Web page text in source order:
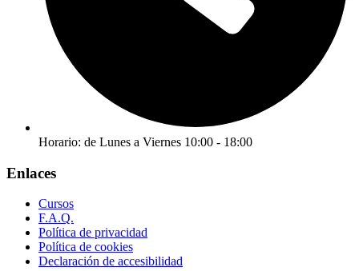
Horario: de Lunes a Viernes 10:00 - 18:00
Enlaces
Cursos
F.A.Q.
Política de privacidad
Política de cookies
Declaración de accesibilidad